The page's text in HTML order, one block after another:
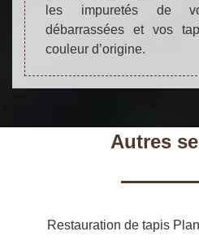
les impuretés de
débarrassées et vos
couleur d’origine.
Autres
Restauration de tapis